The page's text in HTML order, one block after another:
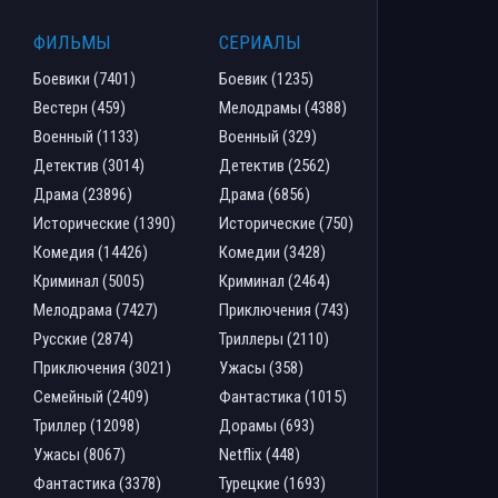
ФИЛЬМЫ
Боевики (7401)
Вестерн (459)
Военный (1133)
Детектив (3014)
Драма (23896)
Исторические (1390)
Комедия (14426)
Криминал (5005)
Мелодрама (7427)
Русские (2874)
Приключения (3021)
Семейный (2409)
Триллер (12098)
Ужасы (8067)
Фантастика (3378)
СЕРИАЛЫ
Боевик (1235)
Мелодрамы (4388)
Военный (329)
Детектив (2562)
Драма (6856)
Исторические (750)
Комедии (3428)
Криминал (2464)
Приключения (743)
Триллеры (2110)
Ужасы (358)
Фантастика (1015)
Дорамы (693)
Netflix (448)
Турецкие (1693)